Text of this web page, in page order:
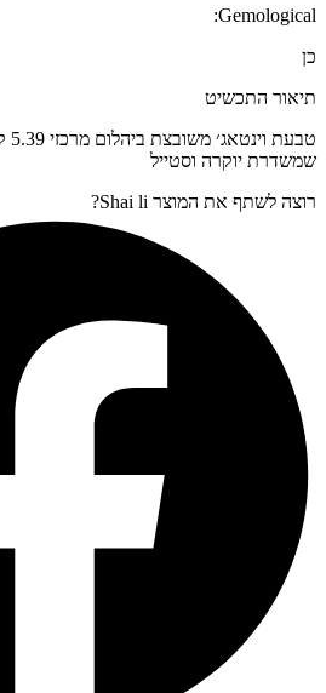
Gemological:
כן
תיאור התכשיט
שמשדרת יוקרה וסטייל
רוצה לשתף את המוצר Shai li?